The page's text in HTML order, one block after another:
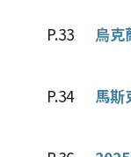
P.33 烏克
P.34 馬斯